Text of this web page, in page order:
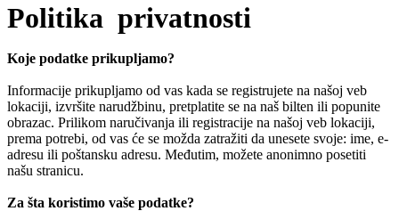
Politika privatnosti
Koje podatke prikupljamo?
Informacije prikupljamo od vas kada se registrujete na našoj veb
lokaciji, izvršite narudžbinu, pretplatite se na naš bilten ili popunite
obrazac. Prilikom naručivanja ili registracije na našoj veb lokaciji,
prema potrebi, od vas će se možda zatražiti da unesete svoje: ime, e-
adresu ili poštansku adresu. Međutim, možete anonimno posetiti
našu stranicu.
Za šta koristimo vaše podatke?